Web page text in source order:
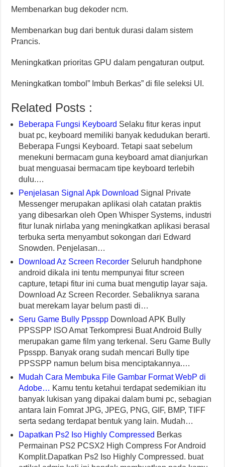
Membenarkan bug dekoder ncm.
Membenarkan bug dari bentuk durasi dalam sistem
Prancis.
Meningkatkan prioritas GPU dalam pengaturan output.
Meningkatkan tombol” Imbuh Berkas” di file seleksi UI.
Related Posts :
Beberapa Fungsi Keyboard Selaku fitur keras input
buat pc, keyboard memiliki banyak kedudukan berarti.
Beberapa Fungsi Keyboard. Tetapi saat sebelum
menekuni bermacam guna keyboard amat dianjurkan
buat menguasai bermacam tipe keyboard terlebih
dulu.…
Penjelasan Signal Apk Download Signal Private
Messenger merupakan aplikasi olah catatan praktis
yang dibesarkan oleh Open Whisper Systems, industri
fitur lunak nirlaba yang meningkatkan aplikasi berasal
terbuka serta menyambut sokongan dari Edward
Snowden. Penjelasan…
Download Az Screen Recorder Seluruh handphone
android dikala ini tentu mempunyai fitur screen
capture, tetapi fitur ini cuma buat mengutip layar saja.
Download Az Screen Recorder. Sebaliknya sarana
buat merekam layar belum pasti di…
Seru Game Bully Ppsspp Download APK Bully
PPSSPP ISO Amat Terkompresi Buat Android Bully
merupakan game film yang terkenal. Seru Game Bully
Ppsspp. Banyak orang sudah mencari Bully tipe
PPSSPP namun belum bisa menciptakannya.…
Mudah Cara Membuka File Gambar Format WebP di
Adobe… Kamu tentu ketahui terdapat sedemikian itu
banyak lukisan yang dipakai dalam bumi pc, sebagian
antara lain Fomrat JPG, JPEG, PNG, GIF, BMP, TIFF
serta sedang terdapat bentuk yang lain. Mudah…
Dapatkan Ps2 Iso Highly Compressed Berkas
Permainan PS2 PCSX2 High Compress For Android
Komplit.Dapatkan Ps2 Iso Highly Compressed. buat